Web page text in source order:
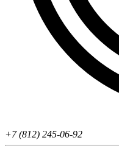
+7 (812) 245-06-92